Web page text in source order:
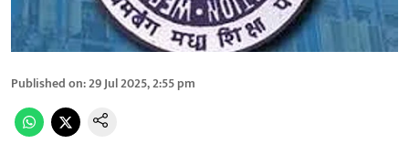
Published on:29 Jul 2025, 2:55 pm